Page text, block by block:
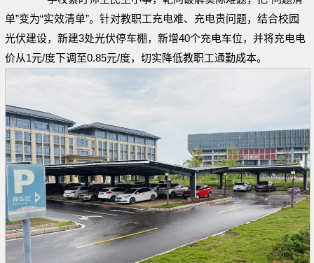
单”变为“实效清单”。针对教职工充电难、充电贵问题，结合校园
光伏建设，新建3处光伏停车棚，新增40个充电车位，并将充电电
价从1元/度下调至0.85元/度，切实降低教职工通勤成本。